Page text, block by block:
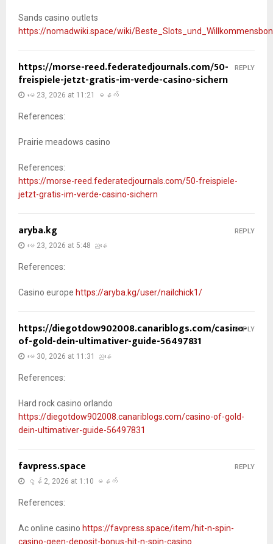
Sands casino outlets
https://nomadwiki.space/wiki/
https://morse-reed.federatedjournals.com/50-
freispiele-jetzt-gratis-im-verde-casino-sichern
မေ 23, 2026 at 11:21 မနက်
References:
Prairie meadows casino
References:
https://morse-reed.federatedjournals.com/50-freispiele-
jetzt-gratis-im-verde-casino-sichern
REPLY
aryba.kg
မေ 23, 2026 at 5:48 ညနေ
References:
Casino europe https://aryba.kg/user/nailchick1/
REPLY
https://diegotdow902008.canariblogs.com/casino-
of-gold-dein-ultimativer-guide-56497831
မေ 30, 2026 at 11:31 ညနေ
References:
Hard rock casino orlando
https://diegotdow902008.canariblogs.com/casino-of-gold-
dein-ultimativer-guide-56497831
REPLY
favpress.space
ဇွန် 2, 2026 at 1:10 မနက်
References:
Ac online casino https://favpress.space/item/hit-n-spin-
casino-geen-deposit-bonus-hit-n-spin-casino
REPLY